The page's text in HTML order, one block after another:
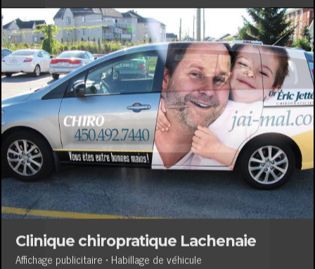
Clinique chiropratique Lachenaie
Affichage publicitaire • Habillage de véhicule